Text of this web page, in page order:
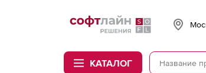
Softline
КАТАЛОГ